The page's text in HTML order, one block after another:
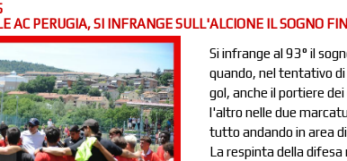
AC PERUGIA, SI INFRANGE SULL'ALCIONE IL SOGNO
Si infrange al 93° il
quando, nel tentativo
gol, anche il portiere
l'altro nelle due
tutto andando in area
La respinta della